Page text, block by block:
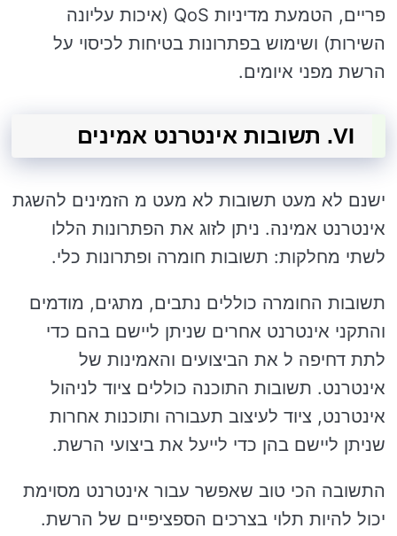
פריים, הטמעת מדיניות QoS (איכות עליונה
השירות) ושימוש בפתרונות בטיחות לכיסוי על
הרשת מפני איומים.
VI. תשובות אינטרנט אמינים
ישנם לא מעט תשובות לא מעט מ הזמינים להשגת
אינטרנט אמינה. ניתן לזוג את הפתרונות הללו
לשתי מחלקות: תשובות חומרה ופתרונות כלי.
תשובות החומרה כוללים נתבים, מתגים, מודמים
והתקני אינטרנט אחרים שניתן ליישם בהם כדי
לתת דחיפה ל את הביצועים והאמינות של
אינטרנט. תשובות התוכנה כוללים ציוד לניהול
אינטרנט, ציוד לעיצוב תעבורה ותוכנות אחרות
שניתן ליישם בהן כדי לייעל את ביצועי הרשת.
התשובה הכי טוב שאפשר עבור אינטרנט מסוימת
יכול להיות תלוי בצרכים הספציפיים של הרשת.